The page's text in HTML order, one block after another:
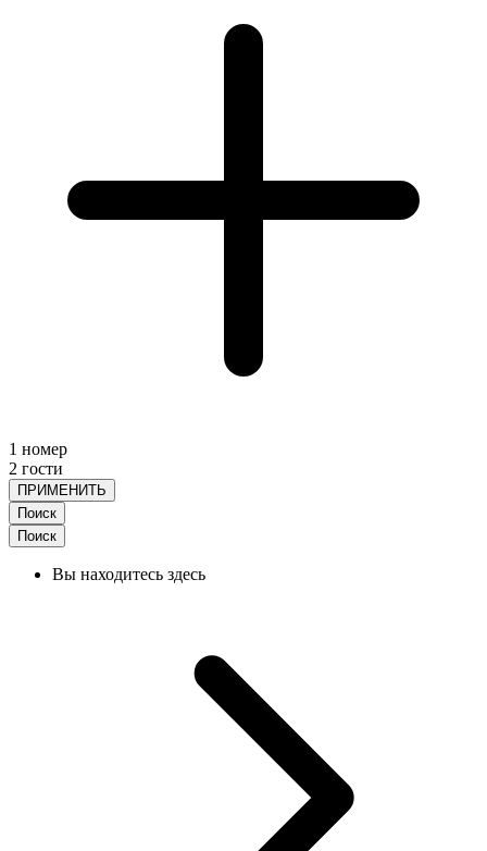
1 номер
2 гости
ПРИМЕНИТЬ
Поиск
Поиск
Вы находитесь здесь